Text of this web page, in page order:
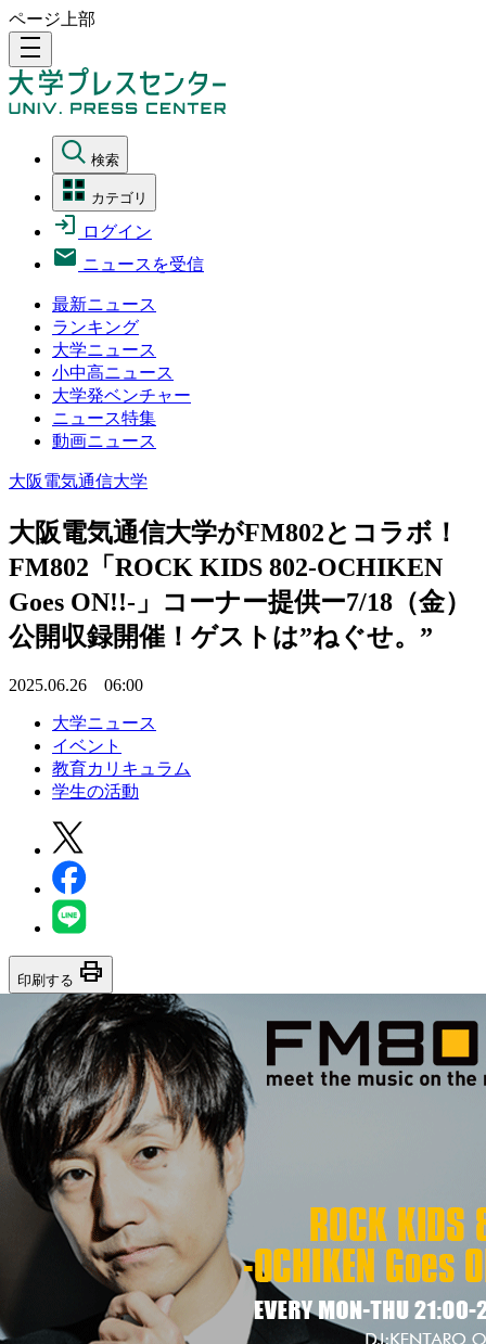
ページ上部
density_medium
検索
カテゴリ
ログイン
ニュースを受信
最新ニュース
ランキング
大学ニュース
小中高ニュース
大学発ベンチャー
ニュース特集
動画ニュース
大阪電気通信大学
大阪電気通信大学がFM802とコラボ！
FM802「ROCK KIDS 802-OCHIKEN
Goes ON!!-」コーナー提供ー7/18（金）
公開収録開催！ゲストは”ねぐせ。”
2025.06.26 06:00
大学ニュース
イベント
教育カリキュラム
学生の活動
印刷する print